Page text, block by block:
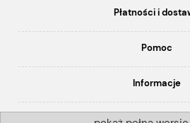
Płatności i
Pomoc
Informacje